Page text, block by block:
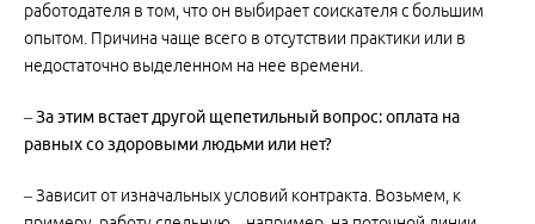
работодателя в том, что он выбирает соискателя с большим
опытом. Причина чаще всего в отсутствии практики или в
недостаточно выделенном на нее времени.
– За этим встает другой щепетильный вопрос: оплата на
равных со здоровыми людьми или нет?
– Зависит от изначальных условий контракта. Возьмем, к